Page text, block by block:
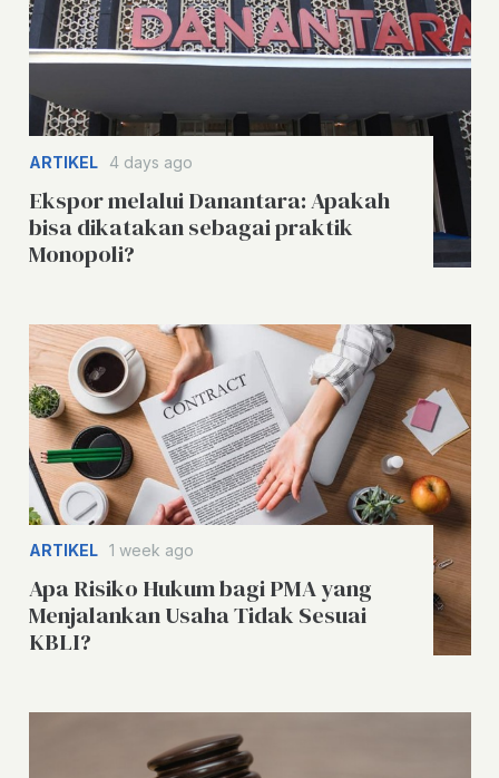
ARTIKEL 4 days ago
Ekspor melalui Danantara: Apakah
bisa dikatakan sebagai praktik
Monopoli?
ARTIKEL 1 week ago
Apa Risiko Hukum bagi PMA yang
Menjalankan Usaha Tidak Sesuai
KBLI?